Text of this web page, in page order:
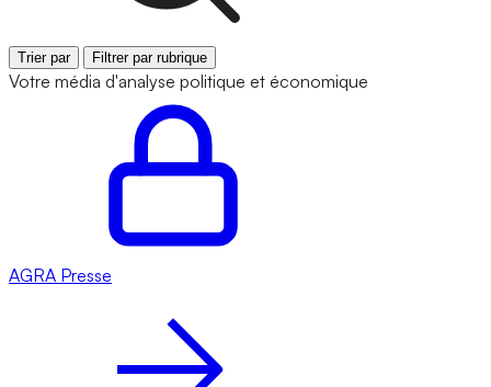
Trier par Filtrer par rubrique
Votre média d'analyse politique et économique
AGRA Presse